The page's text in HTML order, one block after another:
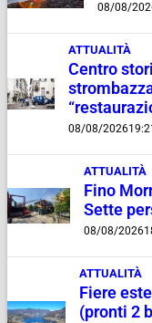
08/08/
ATTUALITÀ
Centro
08/08/2026
ATTUALITÀ
Fino
Sette
08/08/2026
ATTUALITÀ
Fiere
(pronti 2